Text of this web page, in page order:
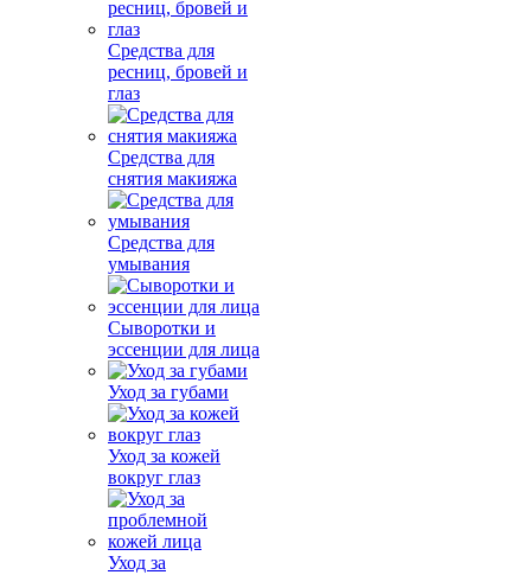
Средства для
ресниц, бровей и
глаз
Средства для
снятия макияжа
Средства для
умывания
Сыворотки и
эссенции для лица
Уход за губами
Уход за кожей
вокруг глаз
Уход за